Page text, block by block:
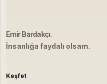
Emir Bardakçı.
İnsanlığa faydalı olsam.
Keşfet